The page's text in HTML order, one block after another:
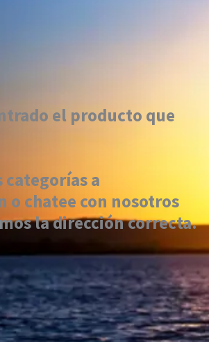
el producto que
categorías a
o chatee con nosotros
la dirección correcta.